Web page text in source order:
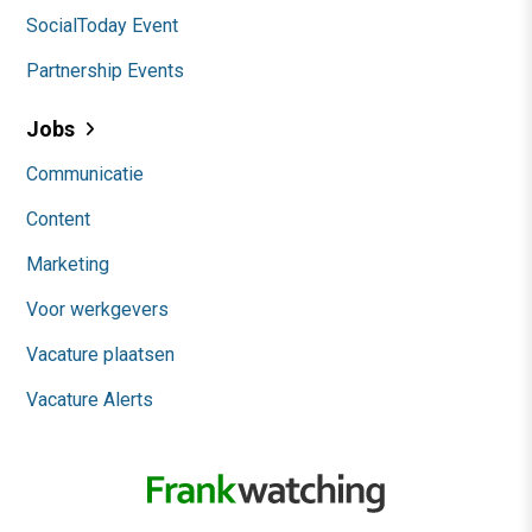
SocialToday Event
Partnership Events
Jobs
Communicatie
Content
Marketing
Voor werkgevers
Vacature plaatsen
Vacature Alerts